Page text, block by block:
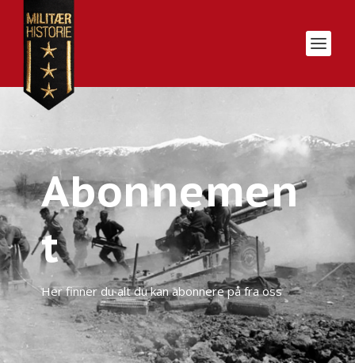
Abonnemen
t
Her finner du alt du kan abonnere på fra oss